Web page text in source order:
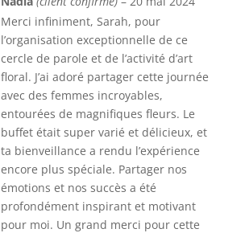
Merci infiniment, Sarah, pour
l’organisation exceptionnelle de ce
cercle de parole et de l’activité d’art
floral. J’ai adoré partager cette journée
avec des femmes incroyables,
entourées de magnifiques fleurs. Le
buffet était super varié et délicieux, et
ta bienveillance a rendu l’expérience
encore plus spéciale. Partager nos
émotions et nos succès a été
profondément inspirant et motivant
pour moi. Un grand merci pour cette